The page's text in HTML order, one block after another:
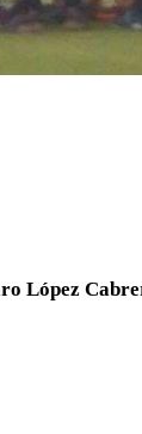
López